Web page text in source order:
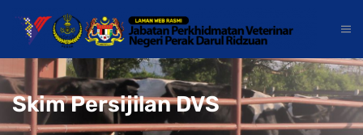
Skim Persijilan DVS